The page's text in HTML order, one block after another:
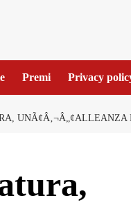
Premi Privacy
UNÃ¢Â‚¬Â„¢ALLEANZA